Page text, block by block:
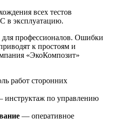
всех тестов
в эксплуатацию.
профессионалов. Ошибки
к простоям и
«ЭкоКомпозит»
работ сторонних
инструктаж по управлению
— оперативное